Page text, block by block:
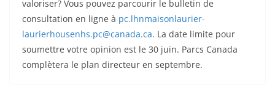
valoriser? Vous pouvez parcourir le bulletin de
consultation en ligne à pc.lhnmaisonlaurier-
laurierhousenhs.pc@canada.ca. La date limite pour
soumettre votre opinion est le 30 juin. Parcs Canada
complètera le plan directeur en septembre.